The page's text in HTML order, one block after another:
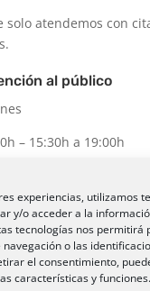
experiencias, utilizamos
y/o acceder a la
tecnologías nos permitirá
o las
el consentimiento,
características y funciones.
solo atendemos con
al público
– 15:30h a 19:00h
665 86 93 16
666 26 01 10